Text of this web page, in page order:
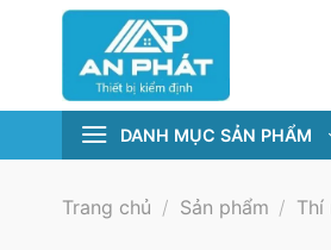
DANH MỤC SẢN PHẨM
Trang chủ / Sản phẩm / Thí